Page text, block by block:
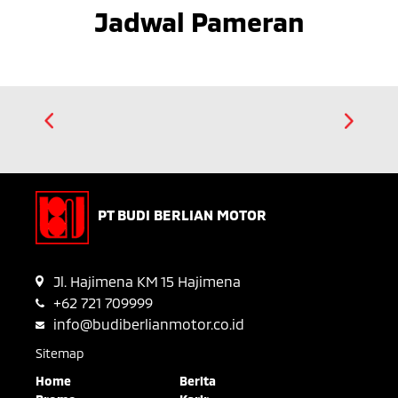
Jadwal Pameran
PT BUDI BERLIAN MOTOR
Jl. Hajimena KM 15 Hajimena
+62 721 709999
info@budiberlianmotor.co.id
Sitemap
Home
Berita